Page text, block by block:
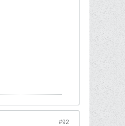
#92